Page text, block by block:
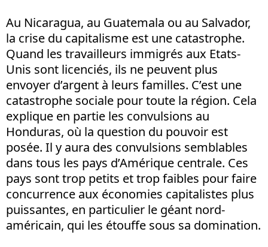
Au Nicaragua, au Guatemala ou au Salvador,
la crise du capitalisme est une catastrophe.
Quand les travailleurs immigrés aux Etats-
Unis sont licenciés, ils ne peuvent plus
envoyer d’argent à leurs familles. C’est une
catastrophe sociale pour toute la région. Cela
explique en partie les convulsions au
Honduras, où la question du pouvoir est
posée. Il y aura des convulsions semblables
dans tous les pays d’Amérique centrale. Ces
pays sont trop petits et trop faibles pour faire
concurrence aux économies capitalistes plus
puissantes, en particulier le géant nord-
américain, qui les étouffe sous sa domination.